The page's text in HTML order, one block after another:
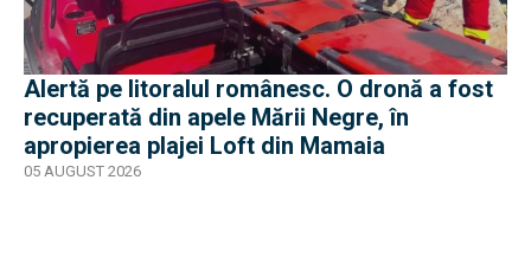
Alertă pe litoralul românesc. O dronă a fost
recuperată din apele Mării Negre, în
apropierea plajei Loft din Mamaia
05 AUGUST 2026